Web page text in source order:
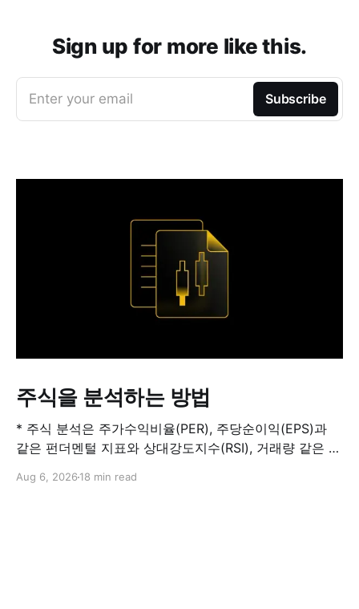
Sign up for more like this.
Enter your email Subscribe
주식을 분석하는 방법
* 주식 분석은 주가수익비율(PER), 주당순이익(EPS)과
같은 펀더멘털 지표와 상대강도지수(RSI), 거래량 같은 기
는지, 저평가됐는지를 판단하는 과정입니다. 하나의 지표
Aug 6, 2026 18 min read